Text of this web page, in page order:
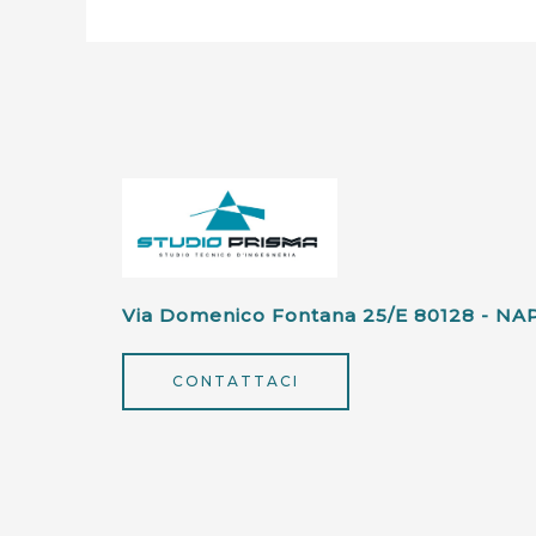
Via Domenico Fontana 25/e 80128 -
CONTATTACI